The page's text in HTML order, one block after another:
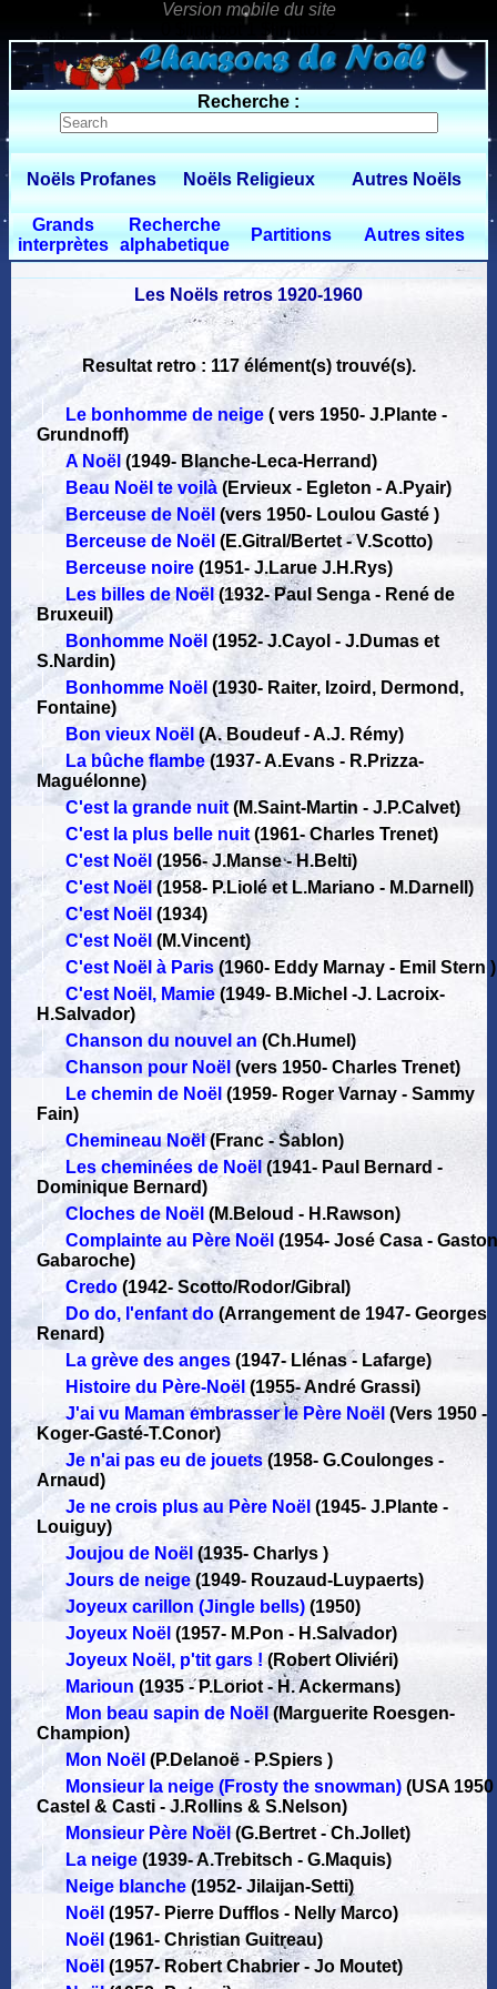
0 $limitbot 1 $limittot 2
Recherche :
Noëls Profanes Noëls Religieux Autres Noëls
Grands
interprètes
Recherche
alphabetique
Partitions Autres sites
Les Noëls retros 1920-1960
Resultat retro : 117 élément(s) trouvé(s).
Le bonhomme de neige ( vers 1950- J.Plante -
Grundnoff)
A Noël (1949- Blanche-Leca-Herrand)
Beau Noël te voilà (Ervieux - Egleton - A.Pyair)
Berceuse de Noël (vers 1950- Loulou Gasté )
Berceuse de Noël (E.Gitral/Bertet - V.Scotto)
Berceuse noire (1951- J.Larue J.H.Rys)
Les billes de Noël (1932-Paul Senga - René de
Bruxeuil)
Bonhomme Noël (1952-J.Cayol - J.Dumas et
S.Nardin)
Bonhomme Noël (1930- Raiter, Izoird, Dermond,
Fontaine)
Bon vieux Noël (A. Boudeuf - A.J. Rémy)
La bûche flambe (1937-A.Evans - R.Prizza-
Maguélonne)
C'est la grande nuit (M.Saint-Martin - J.P.Calvet)
C'est la plus belle nuit (1961-Charles Trenet)
C'est Noël (1956-J.Manse - H.Belti)
C'est Noël (1958- P.Liolé et L.Mariano - M.Darnell)
C'est Noël (1934)
C'est Noël (M.Vincent)
C'est Noël à Paris (1960- Eddy Marnay - Emil Stern )
C'est Noël, Mamie (1949- B.Michel -J. Lacroix-
H.Salvador)
Chanson du nouvel an (Ch.Humel)
Chanson pour Noël (vers 1950- Charles Trenet)
Le chemin de Noël (1959- Roger Varnay - Sammy
Fain)
Chemineau Noël(Franc - Sablon)
Les cheminées de Noël (1941- Paul Bernard -
Dominique Bernard)
Cloches de Noël (M.Beloud - H.Rawson)
Complainte au Père Noël (1954- José Casa - Gaston
Gabaroche)
Credo (1942- Scotto/Rodor/Gibral)
Do do, l'enfant do (Arrangement de 1947- Georges
Renard)
La grève des anges (1947- Llénas - Lafarge)
Histoire du Père-Noël (1955-André Grassi)
J'ai vu Maman embrasser le Père Noël (Vers 1950 -
Koger-Gasté-T.Conor)
Je n'ai pas eu de jouets (1958- G.Coulonges -
Arnaud)
Je ne crois plus au Père Noël (1945- J.Plante -
Louiguy)
Joujou de Noël (1935- Charlys )
Jours de neige (1949- Rouzaud-Luypaerts)
Joyeux carillon (Jingle bells) (1950)
Joyeux Noël (1957- M.Pon - H.Salvador)
Joyeux Noël, p'tit gars ! (Robert Oliviéri)
Marioun (1935-P.Loriot - H. Ackermans)
Mon beau sapin de Noël (Marguerite Roesgen-
Champion)
Mon Noël (P.Delanoë - P.Spiers )
Monsieur la neige (Frosty the snowman) (USA 1950
Castel & Casti - J.Rollins & S.Nelson)
Monsieur Père Noël (G.Bertret - Ch.Jollet)
La neige (1939-A.Trebitsch - G.Maquis)
Neige blanche (1952- Jilaijan-Setti)
Noël (1957- Pierre Dufflos - Nelly Marco)
Noël (1961- Christian Guitreau)
Noël (1957-Robert Chabrier - Jo Moutet)